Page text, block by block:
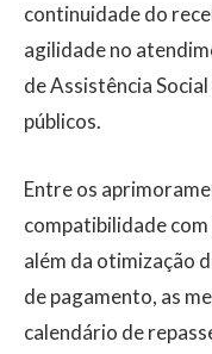
continuidade do
agilidade no
de Assistência
públicos.
Entre os
compatibilidade
além da otimização
de pagamento, as
calendário de